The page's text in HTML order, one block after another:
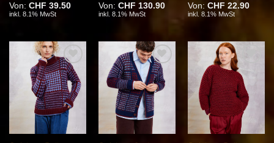
Von: CHF 39.50
inkl. 8.1% MwSt
Von: CHF 130.90
inkl. 8.1% MwSt
Von: CHF 22.90
inkl. 8.1% MwSt
Auf die
Wunschliste
Auf die
Wunschliste
Auf die
Wunschliste